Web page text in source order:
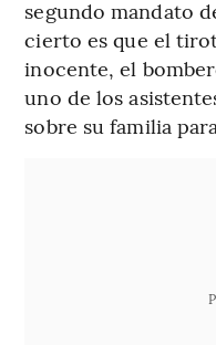
segundo mandato
cierto es que el
inocente, el
uno de los
sobre su familia